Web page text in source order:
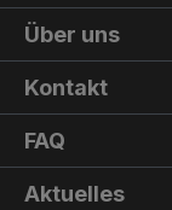
Über uns
Kontakt
FAQ
Aktuelles